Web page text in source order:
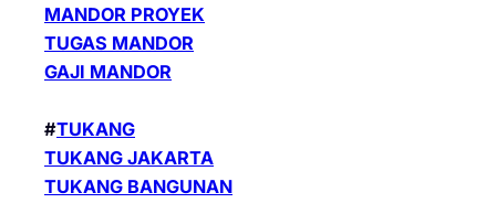
MANDOR PROYEK
TUGAS MANDOR
GAJI MANDOR
#TUKANG
TUKANG JAKARTA
TUKANG BANGUNAN